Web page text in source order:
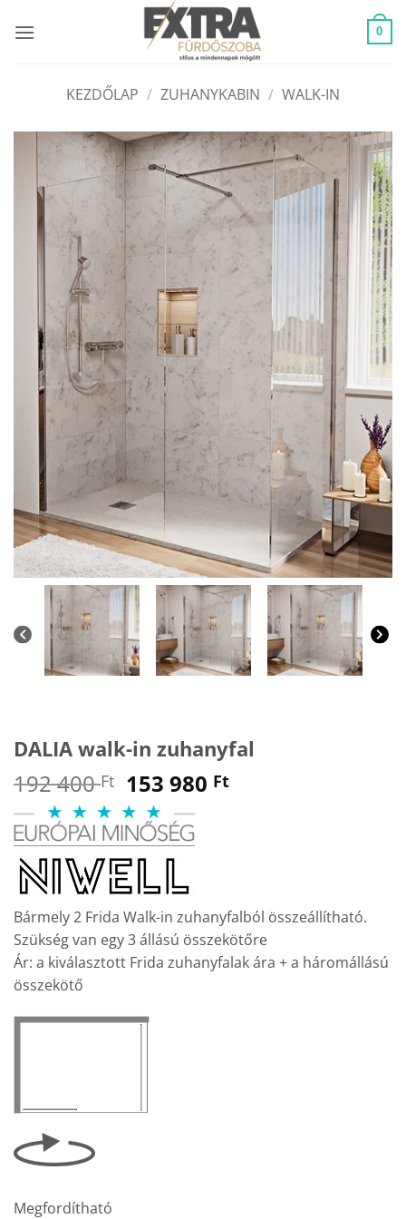
0
KEZDŐLAP / ZUHANYKABIN / WALK-IN
DALIA walk-in zuhanyfal
192 400Ft Original
price
was:
192
400 Ft.
153 980 FtCurrent
Bármely 2 Frida Walk-in zuhanyfalból összeállítható.
Szükség van egy 3 állású összekötőre
Ár: a kiválasztott Frida zuhanyfalak ára + a háromállású
összekötő
Megfordítható